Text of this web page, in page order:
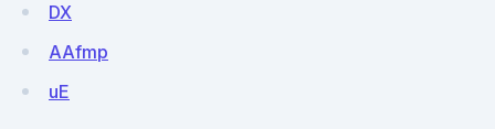
DX
AAfmp
uE